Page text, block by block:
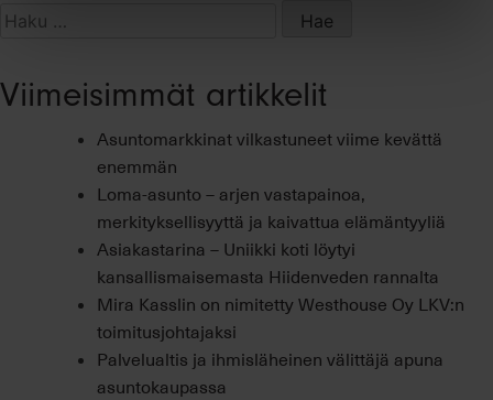
mökkitunnelmaa
Haku:
Viimeisimmät artikkelit
Asuntomarkkinat vilkastuneet viime kevättä
enemmän
Loma-asunto – arjen vastapainoa,
merkityksellisyyttä ja kaivattua elämäntyyliä
Asiakastarina – Uniikki koti löytyi
kansallismaisemasta Hiidenveden rannalta
Mira Kasslin on nimitetty Westhouse Oy LKV:n
toimitusjohtajaksi
Palvelualtis ja ihmisläheinen välittäjä apuna
asuntokaupassa